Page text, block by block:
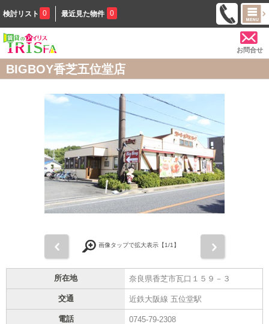
検討リスト 0 最近見た物件 0
お問合せ
BIGBOY香芝五位堂店
画像タップで拡大表示【1/1】
所在地 奈良県香芝市瓦口１５９－３
交通 近鉄大阪線 五位堂駅
電話 0745-79-2308